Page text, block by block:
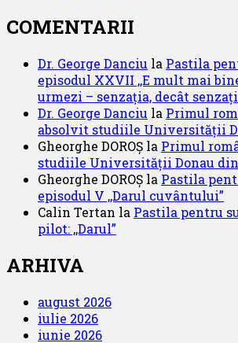
COMENTARII
Dr. George Danciu la Pastila
episodul XXVII ,,E mult mai
urmezi – senzația, decât
Dr. George Danciu la Primul
absolvit studiile Universității
Gheorghe DOROȘ la Primul
studiile Universității Donau
Gheorghe DOROȘ la Pastila
episodul V ,,Darul cuvântului”
Calin Tertan la Pastila pentru
pilot: ,,Darul”
ARHIVA
august 2026
iulie 2026
iunie 2026